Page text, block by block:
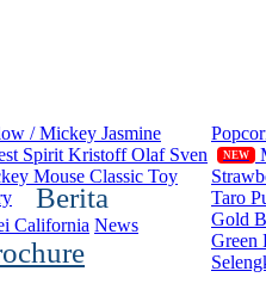
/ Mickey Jasmine
Spirit Kristoff Olaf Sven
Mouse Classic Toy
NEW
Taro
Gold
Green
Berita
California News